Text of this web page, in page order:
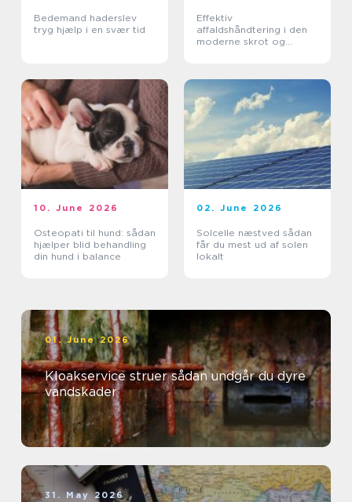
Bedemand haderslev
tryg hjælp i en svær tid
Effektiv
affaldshåndtering i den
moderne skrot og
10. June 2026
Osteopati til hund: sådan
hjælper blid behandling
din hund i balance
02. June 2026
Solcelle næstved sådan
får du mest ud af solen
lokalt
01. June 2026
Kloakservice struer sådan undgår du dyre
vandskader
31. May 2026